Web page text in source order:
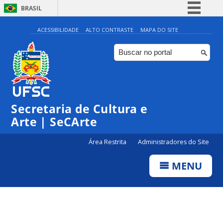
BRASIL
Simplifique!
Comunica BR
Participe
ACESSIBILIDADE ALTO CONTRASTE MAPA DO SITE
Secretaria de Cultura e
Arte | SeCArte
Área Restrita Administradores do Site
MENU